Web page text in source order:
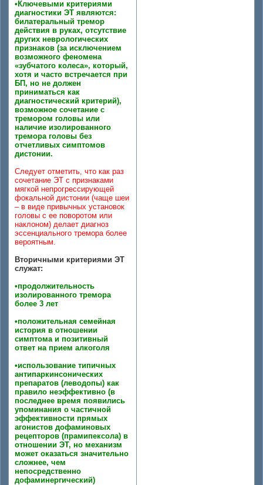
•Ключевыми критериями
диагностики ЭТ являются:
билатеральный тремор
действия в руках, отсутствие
других неврологических
признаков (за исключением
возможного феномена
«зубчатого колеса», который,
хотя и часто встречается при
БП, но не должен
приниматься как
диагностический критерий),
возможное сочетание с
тремором головы или
наличие изолированного
тремора головы без
отчетливых симптомов
дистонии.
Следует отметить, что как раз
сочетание ЭТ с признаками
мягкой непрогрессирующей
фокальной дистонии (чаще шеи
– в виде привычных установок
головы с ее поворотом или
наклоном) делает диагноз
эссенциального тремора более
вероятным.
Вторичными критериями ЭТ
служат:
•продолжительность
изолированного тремора
более 3 лет
•положительная семейная
история в отношении
симптома и позитивный
ответ на прием алкоголя
•использование типичных
антипаркинсонических
препаратов (леводопы) как
правило неэффективно (в
последнее время появились
упоминания о частичной
эффективности прямых
агонистов дофаминовых
рецепторов (прамипексола) в
отношении ЭТ, но механизм
может оказаться значительно
сложнее, чем
непосредственно
дофаминергический)